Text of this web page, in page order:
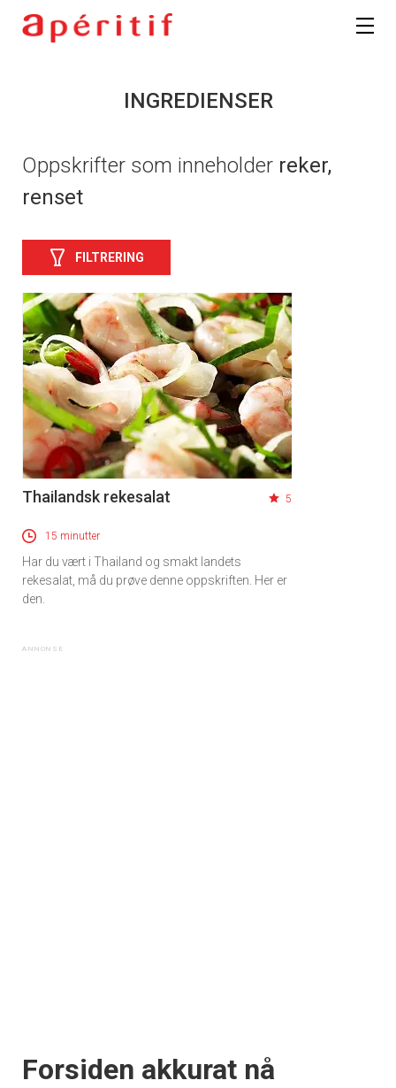
INGREDIENSER
Oppskrifter som inneholder reker,
renset
FILTRERING
Thailandsk rekesalat 5
15 minutter
Har du vært i Thailand og smakt landets
rekesalat, må du prøve denne oppskriften. Her er
den.
Forsiden akkurat nå